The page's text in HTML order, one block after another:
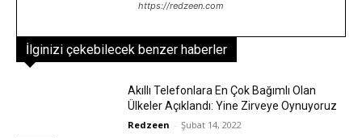
https://redzeen.com
İlginizi çekebilecek benzer haberler
Akıllı Telefonlara En Çok Bağımlı Olan
Ülkeler Açıklandı: Yine Zirveye Oynuyoruz
Redzeen - Şubat 14, 2022